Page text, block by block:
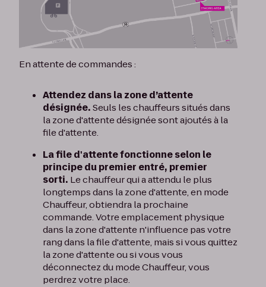
En attente de commandes :
Attendez dans la zone d’attente
désignée.Seuls les chauffeurs situés dans
la zone d'attente désignée sont ajoutés à la
file d'attente.
La file d'attente fonctionne selon le
principe du premier entré, premier
sorti. Le chauffeur qui a attendu le plus
longtemps dans la zone d'attente, en mode
Chauffeur, obtiendra la prochaine
commande. Votre emplacement physique
dans la zone d'attente n'influence pas votre
rang dans la file d'attente, mais si vous quittez
la zone d'attente ou si vous vous
déconnectez du mode Chauffeur, vous
perdrez votre place.